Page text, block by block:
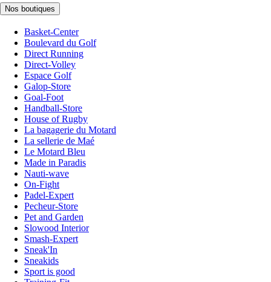
Nos boutiques
Basket-Center
Boulevard du Golf
Direct Running
Direct-Volley
Espace Golf
Galop-Store
Goal-Foot
Handball-Store
House of Rugby
La bagagerie du Motard
La sellerie de Maé
Le Motard Bleu
Made in Paradis
Nauti-wave
On-Fight
Padel-Expert
Pecheur-Store
Pet and Garden
Slowood Interior
Smash-Expert
Sneak'In
Sneakids
Sport is good